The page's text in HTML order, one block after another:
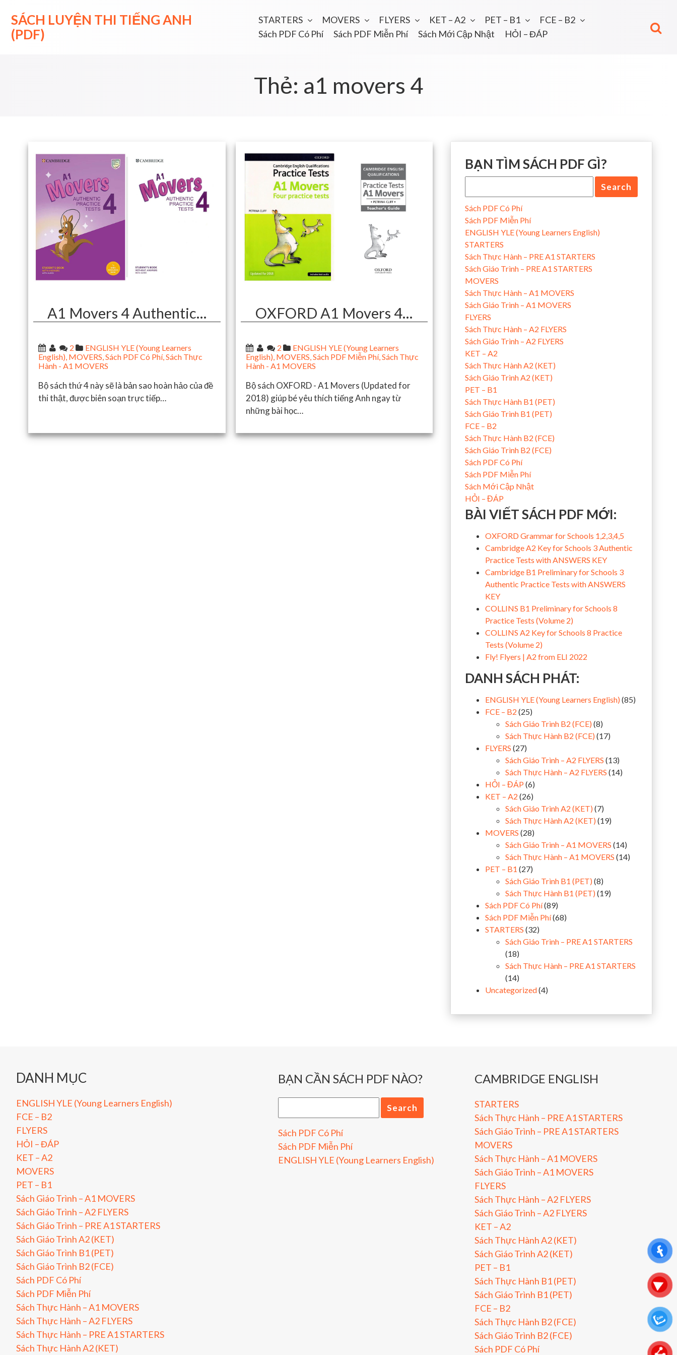
content
SÁCH LUYỆN THI TIẾNG ANH
(PDF)
STARTERS MOVERS FLYERS KET – A2 PET – B1
FCE – B2
Sách PDF Có Phí
Sách PDF Miễn Phí Sách Mới Cập Nhật HỎI – ĐÁP
Thẻ: a1 movers 4
A1 Movers 4 Authentic…
2
ENGLISH YLE (Young Learners
English), MOVERS,Sách PDF Có Phí,Sách Thực
Hành - A1 MOVERS
Bộ sách thứ 4 này sẽ là bản sao hoàn hảo của đề
thi thật, được biên soạn trực tiếp…
OXFORD A1 Movers 4…
2
ENGLISH YLE (Young Learners
English), MOVERS,Sách PDF Miễn Phí,Sách Thực
Hành - A1 MOVERS
Bộ sách OXFORD - A1 Movers (Updated for
2018) giúp bé yêu thích tiếng Anh ngay từ
những bài học…
BẠN TÌM SÁCH PDF GÌ?
Sách PDF Có Phí
Sách PDF Miễn Phí
ENGLISH YLE (Young Learners English)
STARTERS
Sách Thực Hành – PRE A1 STARTERS
Sách Giáo Trình – PRE A1 STARTERS
MOVERS
Sách Thực Hành – A1 MOVERS
Sách Giáo Trình – A1 MOVERS
FLYERS
Sách Thực Hành – A2 FLYERS
Sách Giáo Trình – A2 FLYERS
KET – A2
Sách Thực Hành A2 (KET)
Sách Giáo Trình A2 (KET)
PET – B1
Sách Thực Hành B1 (PET)
Sách Giáo Trình B1 (PET)
FCE – B2
Sách Thực Hành B2 (FCE)
Sách Giáo Trình B2 (FCE)
Sách PDF Có Phí
Sách PDF Miễn Phí
Sách Mới Cập Nhật
HỎI – ĐÁP
BÀI VIẾT SÁCH PDF MỚI:
OXFORD Grammar for Schools 1,2,3,4,5
Cambridge A2 Key for Schools 3 Authentic
Practice Tests with ANSWERS KEY
Cambridge B1 Preliminary for Schools 3
Authentic Practice Tests with ANSWERS
KEY
COLLINS B1 Preliminary for Schools 8
Practice Tests (Volume 2)
COLLINS A2 Key for Schools 8 Practice
Tests (Volume 2)
Fly! Flyers | A2 from ELI 2022
DANH SÁCH PHÁT:
ENGLISH YLE (Young Learners English) (85)
FCE – B2 (25)
Sách Giáo Trình B2 (FCE) (8)
Sách Thực Hành B2 (FCE) (17)
FLYERS (27)
Sách Giáo Trình – A2 FLYERS (13)
Sách Thực Hành – A2 FLYERS (14)
HỎI – ĐÁP (6)
KET – A2 (26)
Sách Giáo Trình A2 (KET) (7)
Sách Thực Hành A2 (KET) (19)
MOVERS (28)
Sách Giáo Trình – A1 MOVERS (14)
Sách Thực Hành – A1 MOVERS (14)
PET – B1 (27)
Sách Giáo Trình B1 (PET) (8)
Sách Thực Hành B1 (PET) (19)
Sách PDF Có Phí(89)
Sách PDF Miễn Phí(68)
STARTERS (32)
Sách Giáo Trình – PRE A1 STARTERS
(18)
Sách Thực Hành – PRE A1 STARTERS
(14)
Uncategorized(4)
DANH MỤC
ENGLISH YLE (Young Learners English)
FCE – B2
FLYERS
HỎI – ĐÁP
KET – A2
MOVERS
PET – B1
Sách Giáo Trình – A1 MOVERS
Sách Giáo Trình – A2 FLYERS
Sách Giáo Trình – PRE A1 STARTERS
Sách Giáo Trình A2 (KET)
Sách Giáo Trình B1 (PET)
Sách Giáo Trình B2 (FCE)
Sách PDF Có Phí
Sách PDF Miễn Phí
Sách Thực Hành – A1 MOVERS
Sách Thực Hành – A2 FLYERS
Sách Thực Hành – PRE A1 STARTERS
Sách Thực Hành A2 (KET)
BẠN CẦN SÁCH PDF NÀO?
Sách PDF Có Phí
Sách PDF Miễn Phí
ENGLISH YLE (Young Learners English)
CAMBRIDGE ENGLISH
STARTERS
Sách Thực Hành – PRE A1 STARTERS
Sách Giáo Trình – PRE A1 STARTERS
MOVERS
Sách Thực Hành – A1 MOVERS
Sách Giáo Trình – A1 MOVERS
FLYERS
Sách Thực Hành – A2 FLYERS
Sách Giáo Trình – A2 FLYERS
KET – A2
Sách Thực Hành A2 (KET)
Sách Giáo Trình A2 (KET)
PET – B1
Sách Thực Hành B1 (PET)
Sách Giáo Trình B1 (PET)
FCE – B2
Sách Thực Hành B2 (FCE)
Sách Giáo Trình B2 (FCE)
Sách PDF Có Phí